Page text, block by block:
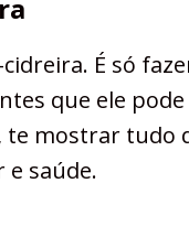
É só
que ele
te mostrar tudo
saúde.